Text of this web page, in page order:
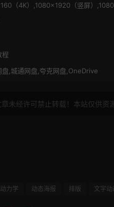
（4K）,1080×1920（竖屏）
程
盘,城通网盘,夸克网盘,OneDrive
未经许可禁止转载！本站仅供资
动力学 动态海报 排版 文字动